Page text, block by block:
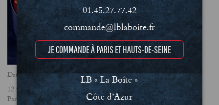
Date
12 février 2025
Partager
01.45.27.77.42
commande@lblaboite.fr
JE COMMANDE À PARIS ET HAUTS-DE-SEINE
LB « La Boîte »
Côte d’Azur